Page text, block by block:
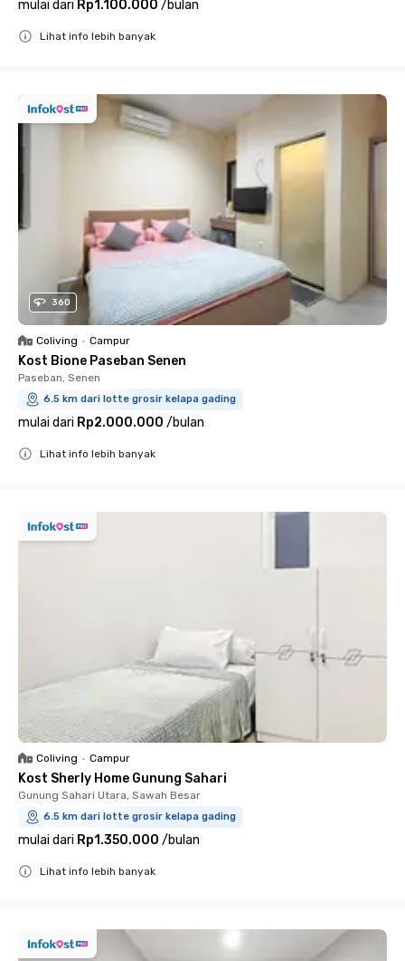
mulai dari Rp1.100.000 /bulan
Lihat info lebih banyak
360
Coliving • Campur
Kost Bione Paseban Senen
Paseban, Senen
6.5 km dari lotte grosir kelapa gading
mulai dari Rp2.000.000 /bulan
Lihat info lebih banyak
Coliving • Campur
Kost Sherly Home Gunung Sahari
Gunung Sahari Utara, Sawah Besar
6.5 km dari lotte grosir kelapa gading
mulai dari Rp1.350.000 /bulan
Lihat info lebih banyak